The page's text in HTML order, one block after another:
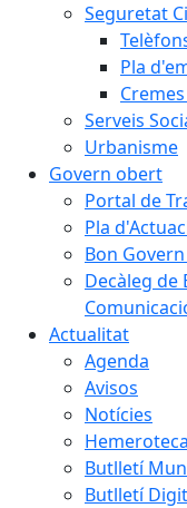
Seguretat
Pla
Serveis
Urbanisme
Govern obert
Portal de
Pla
Bon
Decàleg de
Actualitat
Agenda
Avisos
Notícies
Hemeroteca
Butlletí
Butlletí